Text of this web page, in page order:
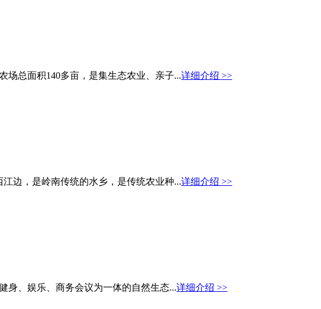
场总面积140多亩，是集生态农业、亲子...详细介绍 >>
边，是岭南传统的水乡，是传统农业种...详细介绍 >>
身、娱乐、商务会议为一体的自然生态...详细介绍 >>